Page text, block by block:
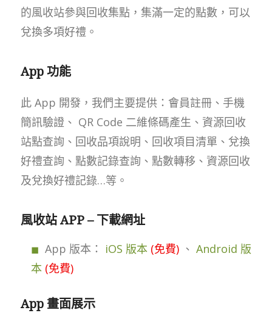
的風收站參與回收集點，集滿一定的點數，可以
兌換多項好禮。
App 功能
此 App 開發，我們主要提供：會員註冊、手機
簡訊驗證、 QR Code 二維條碼產生、資源回收
站點查詢、回收品項說明、回收項目清單、兌換
好禮查詢、點數記錄查詢、點數轉移、資源回收
及兌換好禮記錄…等。
風收站 APP – 下載網址
App 版本： iOS 版本 (免費)、 Android 版
本 (免費)
App 畫面展示